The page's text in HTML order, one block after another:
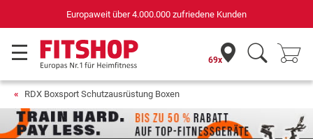
Europaweit über 4.000.000 zufriedene Kunden
69x
RDX Boxsport Schutzausrüstung Boxen